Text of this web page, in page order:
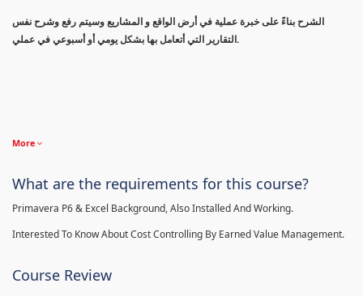
الشرح بناءً على خبرة عملية في أرض الواقع و المشاريع وسيتم رفع وشرح نفس
التقارير التي أتعامل بها بشكل يومي أو أسبوعي في عملي.
More
What are the requirements for this course?
Primavera P6 & Excel Background, Also Installed And Working.
Interested To Know About Cost Controlling By Earned Value Management.
Course Review